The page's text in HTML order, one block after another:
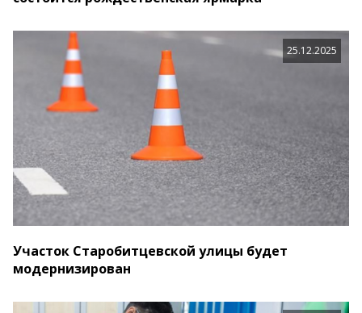
25.12.2025
Участок Старобитцевской улицы будет
модернизирован